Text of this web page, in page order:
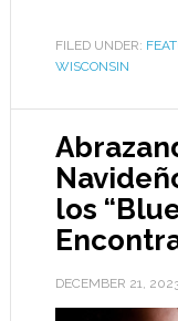
FILED UNDER:
WISCONSIN
los
DECEMBER 21,